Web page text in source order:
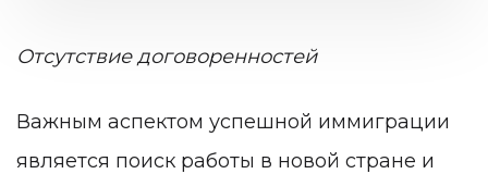
Отсутствие договоренностей
Важным аспектом успешной иммиграции
является поиск работы в новой стране и